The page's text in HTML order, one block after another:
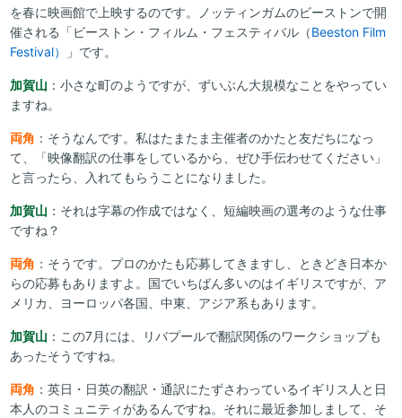
を春に映画館で上映するのです。ノッティンガムのビーストンで開
催される「ビーストン・フィルム・フェスティバル（Beeston Film
Festival）
」です。
加賀山 ：小さな町のようですが、ずいぶん大規模なことをやってい
ますね。
両角 ：そうなんです。私はたまたま主催者のかたと友だちになっ
て、「映像翻訳の仕事をしているから、ぜひ手伝わせてください」
と言ったら、入れてもらうことになりました。
加賀山 ：それは字幕の作成ではなく、短編映画の選考のような仕事
ですね？
両角 ：そうです。プロのかたも応募してきますし、ときどき日本か
らの応募もありますよ。国でいちばん多いのはイギリスですが、ア
メリカ、ヨーロッパ各国、中東、アジア系もあります。
加賀山 ：この7月には、リバプールで翻訳関係のワークショップも
あったそうですね。
両角 ：英日・日英の翻訳・通訳にたずさわっているイギリス人と日
本人のコミュニティがあるんですね。それに最近参加しまして、そ